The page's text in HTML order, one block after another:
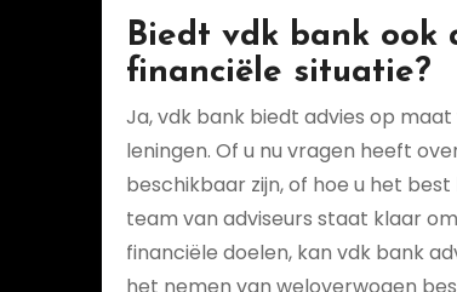
Biedt vdk bank ook
financiële situatie?
Ja, vdk bank biedt advies op
leningen. Of u nu vragen heeft
beschikbaar zijn, of hoe u het
team van adviseurs staat klaar
financiële doelen, kan vdk bank